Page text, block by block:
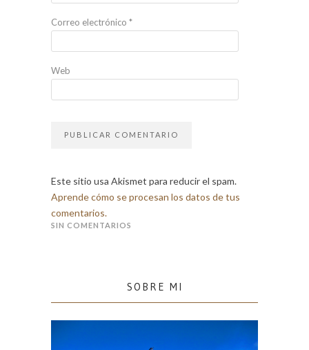
Correo electrónico *
Web
Este sitio usa Akismet para reducir el spam.
Aprende cómo se procesan los datos de tus
comentarios.
SIN COMENTARIOS
SOBRE MI